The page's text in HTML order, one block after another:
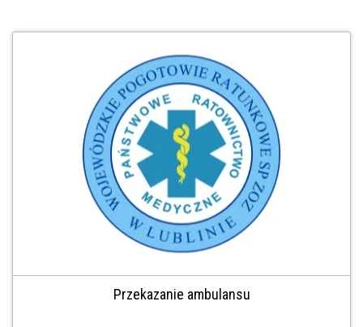
Przekazanie ambulansu